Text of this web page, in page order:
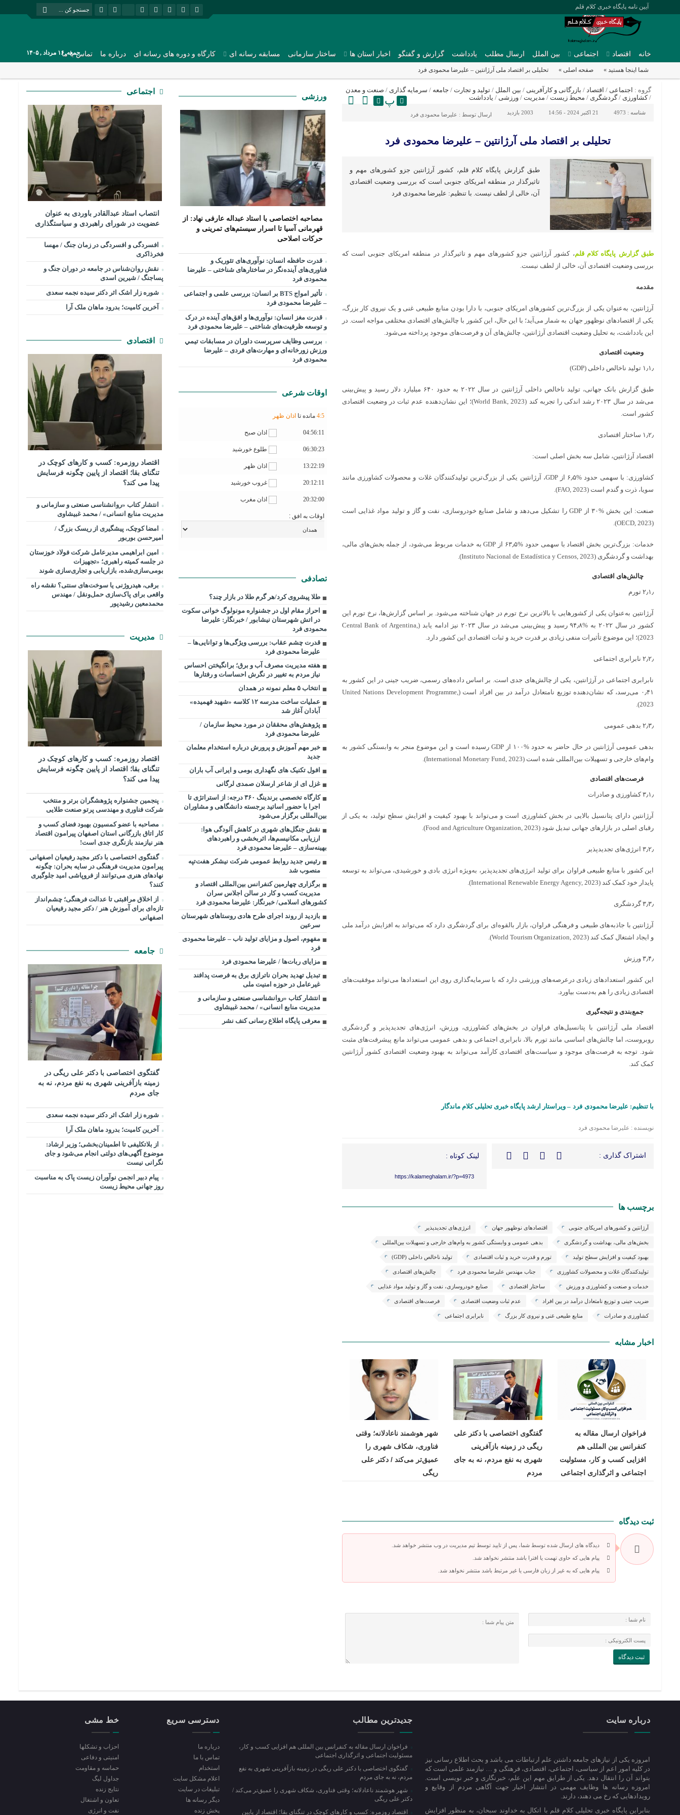
آیین نامه پایگاه خبری کلام قلم
خانه اقتصاد اجتماعی بین الملل ارسال مطلب یادداشت گزارش و گفتگو اخبار استان ها ساختار سازمانی مسابقه رسانه ای کارگاه و دوره های رسانه ای درباره ما تماس با ما
جمعه, ۱۶ مرداد , ۱۴۰۵
شما اینجا هستید » صفحه اصلی » تحلیلی بر اقتصاد ملی آرژانتین – علیرضا محمودی فرد
گروه : اجتماعی / اقتصاد / بازرگانی و کارآفرینی / بین الملل / تولید و تجارت / جامعه / سرمایه گذاری / صنعت و معدن
/کشاورزی /گردشگری / محیط زیست / مدیریت / ورزشی / یادداشت پ
شناسه : 4973 21 اکتبر 2024 - 14:56 2003 بازدید ارسال توسط : علیرضا محمودی فرد
تحلیلی بر اقتصاد ملی آرژانتین – علیرضا محمودی فرد
طبق گزارش پایگاه کلام قلم، کشور آرژانتین جزو کشورهای مهم و
تاثیرگذار در منطقه امریکای جنوبی است که بررسی وضعیت اقتصادی
آن، خالی از لطف نیست. با تنظیم: علیرضا محمودی فرد
طبق گزارش پایگاه کلام قلم، کشور آرژانتین جزو کشورهای مهم و تاثیرگذار در منطقه امریکای جنوبی است که
بررسی وضعیت اقتصادی آن، خالی از لطف نیست.
مقدمه
آرژانتین، به‌عنوان یکی از بزرگ‌ترین کشورهای امریکای جنوبی، با دارا بودن منابع طبیعی غنی و یک نیروی کار بزرگ،
یکی از اقتصادهای نوظهور جهان به شمار می‌آید؛ با این حال، این کشور با چالش‌های اقتصادی مختلفی مواجه است. در
این یادداشت، به تحلیل وضعیت اقتصادی آرژانتین، چالش‌های آن و فرصت‌های موجود پرداخته می‌شود.
وضعیت اقتصادی
۱٫۱٫ تولید ناخالص داخلی (GDP)
طبق گزارش بانک جهانی، تولید ناخالص داخلی آرژانتین در سال ۲۰۲۲ به حدود ۶۴۰ میلیارد دلار رسید و پیش‌بینی
می‌شد در سال ۲۰۲۳ رشد اندکی را تجربه کند (World Bank, 2023)؛ این نشان‌دهنده عدم ثبات در وضعیت اقتصادی
کشور است.
۱٫۲٫ ساختار اقتصادی
اقتصاد آرژانتین، شامل سه بخش اصلی است:
کشاورزی: با سهمی حدود %۶٫۵ از GDP، آرژانتین یکی از بزرگ‌ترین تولیدکنندگان غلات و محصولات کشاورزی مانند
سویا، ذرت و گندم است (FAO, 2023).
صنعت: این بخش %۳۰ از GDP را تشکیل می‌دهد و شامل صنایع خودروسازی، نفت و گاز و تولید مواد غذایی است
(OECD, 2023).
خدمات: بزرگ‌ترین بخش اقتصاد با سهمی حدود %۶۳٫۵ از GDP به خدمات مربوط می‌شود، از جمله بخش‌های مالی،
بهداشت و گردشگری (Instituto Nacional de Estadística y Censos, 2023).
چالش‌های اقتصادی
۲٫۱٫ تورم
آرژانتین به‌عنوان یکی از کشورهایی با بالاترین نرخ تورم در جهان شناخته می‌شود. بر اساس گزارش‌ها، نرخ تورم این
کشور در سال ۲۰۲۲ به %۹۴٫۸ رسید و پیش‌بینی می‌شد در سال ۲۰۲۳ نیز ادامه یابد (Central Bank of Argentina,
2023)؛ این موضوع تأثیرات منفی زیادی بر قدرت خرید و ثبات اقتصادی این کشور دارد.
۲٫۲٫ نابرابری اجتماعی
نابرابری اجتماعی در آرژانتین، یکی از چالش‌های جدی است. بر اساس داده‌های رسمی، ضریب جینی در این کشور به
۰٫۴۱ می‌رسد، که نشان‌دهنده توزیع نامتعادل درآمد در بین افراد است (United Nations Development Programme,
2023).
۲٫۳٫ بدهی عمومی
بدهی عمومی آرژانتین در حال حاضر به حدود %۱۰۰ از GDP رسیده است و این موضوع منجر به وابستگی کشور به
وام‌های خارجی و تسهیلات بین‌المللی شده است (International Monetary Fund, 2023).
فرصت‌های اقتصادی
۳٫۱٫ کشاورزی و صادرات
آرژانتین دارای پتانسیل بالایی در بخش کشاورزی است و می‌تواند با بهبود کیفیت و افزایش سطح تولید، به یکی از
رقبای اصلی در بازارهای جهانی تبدیل شود (Food and Agriculture Organization, 2023).
۳٫۲٫ انرژی‌های تجدیدپذیر
این کشور با منابع طبیعی فراوان برای تولید انرژی‌های تجدیدپذیر، به‌ویژه انرژی بادی و خورشیدی، می‌تواند به توسعه
پایدار خود کمک کند (International Renewable Energy Agency, 2023).
۳٫۳٫ گردشگری
آرژانتین با جاذبه‌های طبیعی و فرهنگی فراوان، بازار بالقوه‌ای برای گردشگری دارد که می‌تواند به افزایش درآمد ملی
و ایجاد اشتغال کمک کند (World Tourism Organization, 2023).
۳٫۴٫ ورزش
این کشور استعدادهای زیادی درعرصه‌های ورزشی دارد که با سرمایه‌گذاری روی این استعدادها می‌تواند موفقیت‌های
اقتصادی زیادی را هم به‌دست بیاورد.
جمع‌بندی و نتیجه‌گیری
اقتصاد ملی آرژانتین با پتانسیل‌های فراوان در بخش‌های کشاورزی، ورزش، انرژی‌های تجدیدپذیر و گردشگری
روبروست، اما چالش‌های اساسی مانند تورم بالا، نابرابری اجتماعی و بدهی عمومی می‌تواند مانع پیشرفت‌های مثبت
شود. توجه به فرصت‌های موجود و سیاست‌های اقتصادی کارآمد می‌تواند به بهبود وضعیت اقتصادی کشور آرژانتین
کمک کند.
با تنظیم: علیرضا محمودی فرد – ویراستار ارشد پایگاه خبری تحلیلی کلام ماندگار
نویسنده : علیرضا محمودی فرد
اشتراک گذاری : لینک کوتاه :
https://kalameghalam.ir/?p=4973
برچسب ها
آرژانتین و کشورهای امریکای جنوبی اقتصادهای نوظهور جهان انرژی‌های تجدیدپذیر
بخش‌های مالی، بهداشت و گردشگری بدهی عمومی و وابستگی کشور به وام‌های خارجی و تسهیلات بین‌المللی
بهبود کیفیت و افزایش سطح تولید تورم و قدرت خرید و ثبات اقتصادی تولید ناخالص داخلی (GDP)
تولیدکنندگان غلات و محصولات کشاورزی جناب مهندس علیرضا محمودی فرد چالش‌های اقتصادی
خدمات و صنعت و کشاورزی و ورزش ساختار اقتصادی صنایع خودروسازی، نفت و گاز و تولید مواد غذایی
ضریب جینی و توزیع نامتعادل درآمد در بین افراد عدم ثبات وضعیت اقتصادی فرصت‌های اقتصادی
کشاورزی و صادرات منابع طبیعی غنی و نیروی کار بزرگ نابرابری اجتماعی
اخبار مشابه
فراخوان ارسال مقاله به
کنفرانس بین المللی هم
افزایی کسب و کار، مسئولیت
اجتماعی و اثرگذاری اجتماعی
گفتگوی اختصاصی با دکتر علی
ریگی در زمینه بازآفرینی
شهری به نفع مردم، نه به جای
مردم
شهر هوشمند ناعادلانه؛ وقتی
فناوری، شکاف شهری را
عمیق‌تر می‌کند / دکتر علی
ریگی
ثبت دیدگاه
دیدگاه های ارسال شده توسط شما، پس از تایید توسط تیم مدیریت در وب منتشر خواهد شد.
پیام هایی که حاوی تهمت یا افترا باشد منتشر نخواهد شد.
پیام هایی که به غیر از زبان فارسی یا غیر مرتبط باشد منتشر نخواهد شد.
ورزشی
مصاحبه اختصاصی با استاد عبداله عارفی نهاد: از
قهرمانی آسیا تا اسرار سیستم‌های تمرینی و
حرکات اصلاحی
قدرت حافظه انسان: نوآوری‌های تئوریک و
فناوری‌های آینده‌نگر در ساختارهای شناختی – علیرضا
محمودی فرد
تأثیر امواج BTS بر انسان: بررسی علمی و اجتماعی
– علیرضا محمودی فرد
قدرت مغز انسان: نوآوری‌ها و افق‌های آینده در درک
و توسعه ظرفیت‌های شناختی – علیرضا محمودی فرد
بررسی وظايف سرپرست داوران در مسابقات تیمي
ورزش زورخانه‌ای و مهارت‌های فردی – علیرضا
محمودی فرد
اوقات شرعی
4:5 مانده تااذان ظهر
04:56:11 اذان صبح
06:30:23 طلوع خورشید
13:22:19 اذان ظهر
20:12:11 غروب خورشید
20:32:00 اذان مغرب
اوقات به افق :
تصادفی
طلا پیشروی کرد/هر گرم طلا در بازار چند؟
احراز مقام اول در جشنواره مونولوگ خوانی سکوت
در اتش شهرستان نیشابور / خبرنگار: علیرضا
محمودی فرد
قدرت چشم عقاب: بررسی ویژگی‌ها و توانایی‌ها –
علیرضا محمودی فرد
هفته مدیریت مصرف آب و برق؛ برانگیختن احساس
نیاز مردم به تغییر در نگرش احساسات و رفتارها
انتخاب ۵ معلم نمونه در همدان
عملیات ساخت مدرسه ۱۲ کلاسه «شهید فهمیده»
آبادان آغاز شد
پژوهش‌های محققان در مورد محیط سازمان /
علیرضا محمودی فرد
خبر مهم آموزش و پرورش درباره استخدام معلمان
جدید
افول تکنیک های نگهداری بومی و ایرانی آب باران
غزل ای از شاعر ارسلان صمدی لرگانی
کارگاه تخصصی برندینگ ۳۶۰ درجه: از استراتژی تا
اجرا با حضور اساتید برجسته دانشگاهی و مشاوران
بین‌المللی برگزار می‌شود
نقش جنگل‌های شهری در کاهش آلودگی هوا:
ارزیابی مکانیسم‌ها، اثربخشی و راهبردهای
بهینه‌سازی – علیرضا محمودی فرد
رئیس جدید روابط عمومی شرکت نیشکر هفت‌تپه
منصوب شد
برگزاری چهارمین کنفرانس بین‌المللی اقتصاد و
مدیریت کسب و کار در سالن اجلاس سران
کشورهای اسلامی/ خبرنگار: علیرضا محمودی فرد
بازدید از روند اجرای طرح هادی روستاهای شهرستان
سرعین
مفهوم، اصول و مزایای تولید ناب – علیرضا محمودی
فرد
مزایای ربات‌ها / علیرضا محمودی فرد
تبدیل تهدید بحران ناترازی برق به فرصت پدافند
غیرعامل در حوزه امنیت ملی
انتشار کتاب «روانشناسی صنعتی و سازمانی و
مدیریت منابع انسانی» / محمد غبیشاوی
معرفی پایگاه اطلاع رسانی کنف نشر
اجتماعی
انتصاب استاد عبدالقادر باوردی به عنوان
عضویت در شورای راهبردی و سیاستگذاری
افسردگی و افسردگی در زمان جنگ / مهسا
فخرذاکری
نقش روان‌شناس در جامعه در دوران جنگ و
پساجنگ / شیرین اسدی
شوره زار اشک اثر دکتر سیده نجمه سعدی
​آخرین کامیت؛ بدرود ماهان ملک آرا
اقتصادی
اقتصاد روزمره: کسب‌ و کارهای کوچک در
تنگنای بقا؛ اقتصاد از پایین چگونه فرسایش
پیدا می کند؟
انتشار کتاب «روانشناسی صنعتی و سازمانی و
مدیریت منابع انسانی» / محمد غبیشاوی
امضا کوچک، پیشگیری از ریسک بزرگ /
امیرحسن بوربور
امین ابراهیمی مدیرعامل شرکت فولاد خوزستان
در جلسه کمیته راهبری؛ «تجهیزات
بومی‌سازی‌شده، بازاریابی و تجاری‌سازی شوند
برقی، هیدروژنی یا سوخت‌های سنتی؟ نقشه راه
واقعی برای پاک‌سازی حمل‌ونقل / مهندس
محمدمعین رشیدپور
مدیریت
اقتصاد روزمره: کسب‌ و کارهای کوچک در
تنگنای بقا؛ اقتصاد از پایین چگونه فرسایش
پیدا می کند؟
پنجمین جشنواره پژوهشگران برتر و منتخب
شرکت فناوری و مهندسی پرتو صنعت طلایی
مصاحبه با عضو کمسیون بهبود فضای کسب و
کار اتاق بازرگانی استان اصفهان پیرامون اقتصاد
هنر نیازمند بازنگری جدی است!
گفتگوی اختصاصی با دکتر مجید رفیعیان اصفهانی
پیرامون مدیریت فرهنگی در سایه بحران: چگونه
نهادهای هنری می‌توانند از فروپاشی امید جلوگیری
کنند؟
از اخلاق مراقبتی تا عدالت فرهنگی؛ چشم‌انداز
تازه‌ای برای آموزش هنر / دکتر مجید رفیعیان
اصفهانی
جامعه
گفتگوی اختصاصی با دکتر علی ریگی در
زمینه بازآفرینی شهری به نفع مردم، نه به
جای مردم
شوره زار اشک اثر دکتر سیده نجمه سعدی
​آخرین کامیت؛ بدرود ماهان ملک آرا
از بلاتکلیفی تا اطمینان‌بخشی؛ وزیر ارشاد:
موضوع آگهی‌های دولتی انجام می‌شود و جای
نگرانی نیست
پیام دبیر انجمن نوآوران زیست پاک به مناسبت
روز جهانی محیط زیست
درباره سایت
امروزه یکی از نیازهای جامعه داشتن علم ارتباطات می باشد و بحث اطلاع رسانی نیز
در کلیه امور اعم از سیاسی، اجتماعی، اقتصادی، فرهتگی و … نیازمند علمی است که
بتواند آن را انتقال دهد. یکی از طرایق مهم این علم، خبرنگاری و خبر نویسی است.
امروزه رسانه ها وظایف مهمی در انتشار اخبار جهت آگاهی مردم از وقایع و
رویدادهایی که رخ می دهند، دارند.
بنابراین پایگاه خبری تحلیلی کلام قلم با اتکال به خداوند سبحان، به منظور افزایش
جدیدترین مطالب
فراخوان ارسال مقاله به کنفرانس بین المللی هم افزایی کسب و کار،
مسئولیت اجتماعی و اثرگذاری اجتماعی
گفتگوی اختصاصی با دکتر علی ریگی در زمینه بازآفرینی شهری به نفع
مردم، نه به جای مردم
شهر هوشمند ناعادلانه؛ وقتی فناوری، شکاف شهری را عمیق‌تر می‌کند /
دکتر علی ریگی
اقتصاد روزمره: کسب‌ و کارهای کوچک در تنگنای بقا؛ اقتصاد از پایین
دسترسی سریع
درباره ما
تماس با ما
استخدام
اعلام مشکل سایت
تبلیغات در سایت
ديگر رسانه ها
پخش زنده
خط مشی
احزاب و تشکلها
امنیتی و دفاعی
حماسه و مقاومت
جداول لیگ
نتایج زنده
تعاون و اشتغال
نفت و انرژی